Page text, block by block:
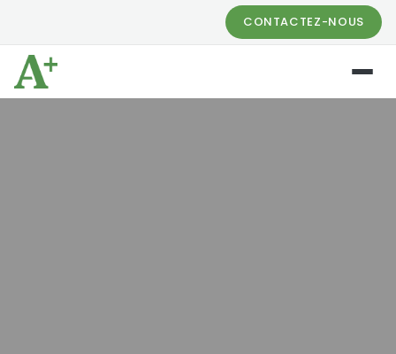
CONTACTEZ-NOUS